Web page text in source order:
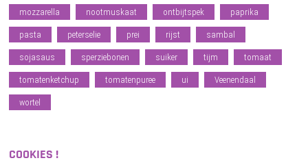
mozzarella nootmuskaat ontbijtspek paprika
pasta peterselie prei rijst sambal
sojasaus sperziebonen suiker tijm tomaat
tomatenketchup tomatenpuree ui Veenendaal
wortel
COOKIES !